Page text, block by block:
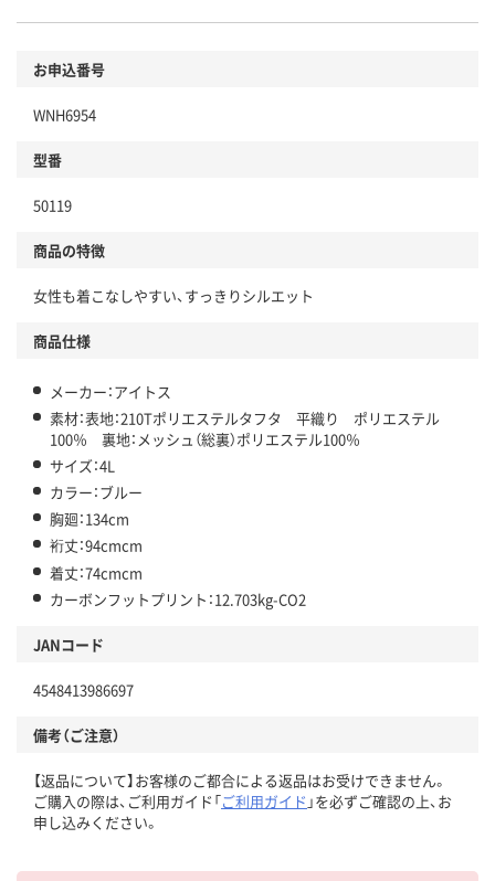
お申込番号
WNH6954
型番
50119
商品の特徴
女性も着こなしやすい、すっきりシルエット
商品仕様
メーカー：アイトス
素材：表地：210Tポリエステルタフタ 平織り ポリエステル
100％ 裏地：メッシュ（総裏）ポリエステル100％
サイズ：4L
カラー：ブルー
胸廻：134cm
裄丈：94cmcm
着丈：74cmcm
カーボンフットプリント：12.703kg-CO2
JANコード
4548413986697
備考（ご注意）
【返品について】お客様のご都合による返品はお受けできません。
ご購入の際は、ご利用ガイド「ご利用ガイド 」を必ずご確認の上、お
申し込みください。